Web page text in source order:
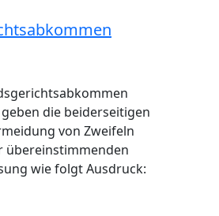
die beiderseitigen
von Zweifeln
übereinstimmenden
wie folgt Ausdruck: